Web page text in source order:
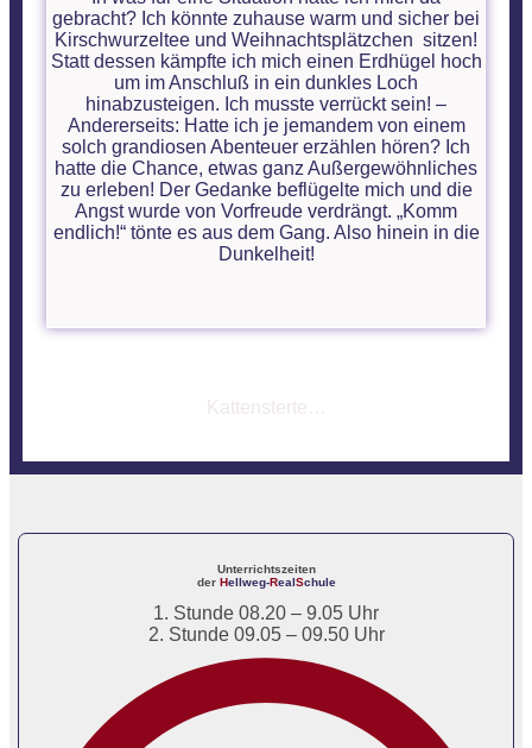
gebracht? Ich könnte zuhause warm und sicher bei
Kirschwurzeltee und Weihnachtsplätzchen sitzen!
Statt dessen kämpfte ich mich einen Erdhügel hoch
um im Anschluß in ein dunkles Loch
hinabzusteigen. Ich musste verrückt sein! –
Andererseits: Hatte ich je jemandem von einem
solch grandiosen Abenteuer erzählen hören? Ich
hatte die Chance, etwas ganz Außergewöhnliches
zu erleben! Der Gedanke beflügelte mich und die
Angst wurde von Vorfreude verdrängt. „Komm
endlich!“ tönte es aus dem Gang. Also hinein in die
Dunkelheit!
Unterrichtszeiten
der Hellweg-RealSchule
1. Stunde 08.20 – 9.05 Uhr
2. Stunde 09.05 – 09.50 Uhr